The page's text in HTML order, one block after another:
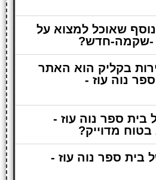
שאוכל למצוא על
-שקמה-חדש?
בקליק הוא האתר
נוה עוז -
ספר נוה עוז -
מדוייק?
ספר נוה עוז -